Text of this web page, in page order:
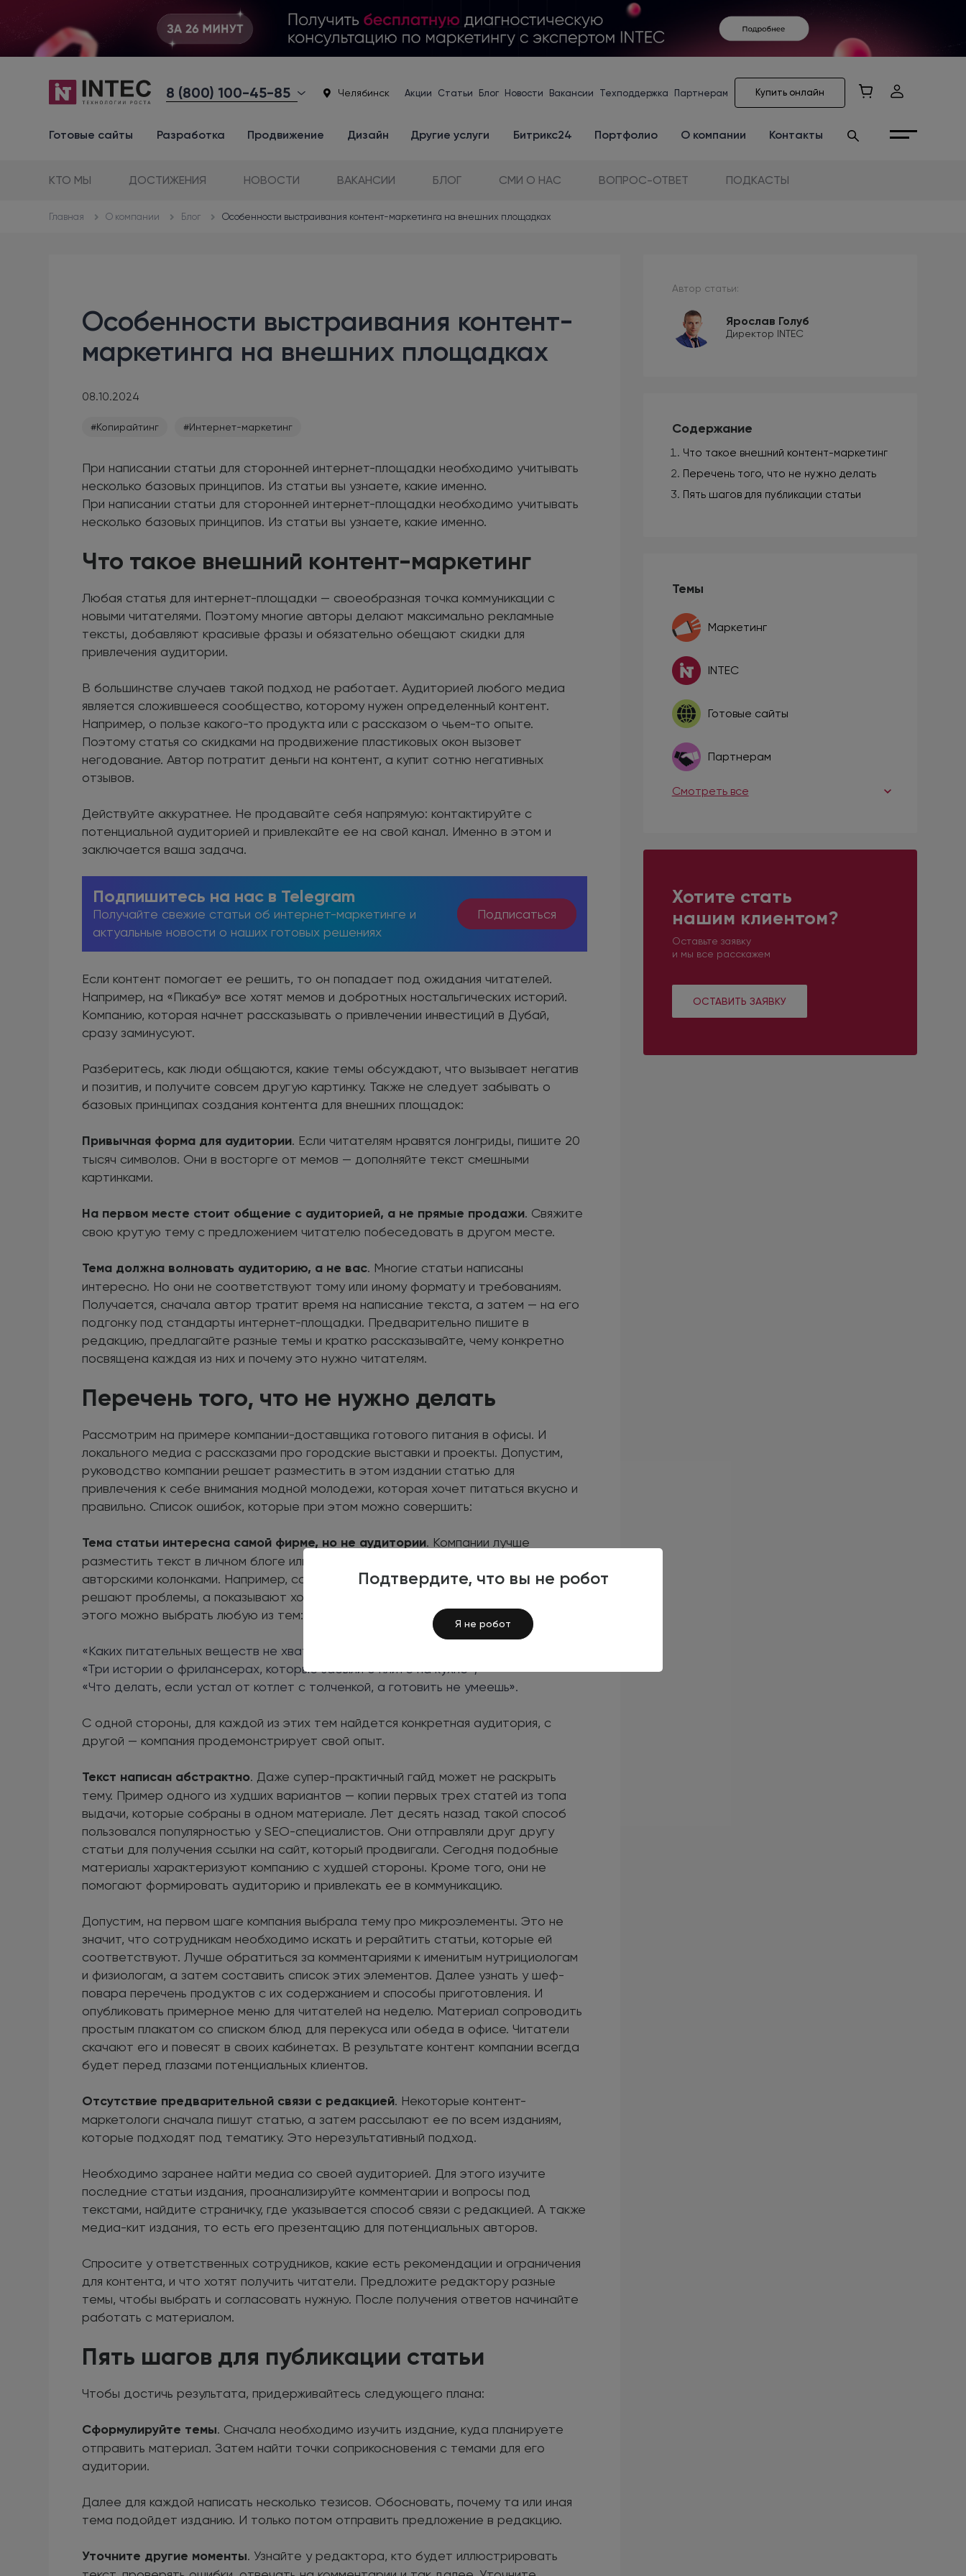
Подтвердите, что вы не робот
Я не робот
8 (800) 100-45-85 Челябинск Акции Статьи Блог Новости Вакансии Техподдержка Партнерам Купить онлайн
Готовые сайты Разработка Продвижение Дизайн Другие услуги Битрикс24 Портфолио О компании Контакты
КТО МЫ ДОСТИЖЕНИЯ НОВОСТИ ВАКАНСИИ БЛОГ СМИ О НАС ВОПРОС-ОТВЕТ ПОДКАСТЫ
Главная О компании Блог Особенности выстраивания контент-маркетинга на внешних площадках
Автор статьи:
Ярослав Голуб
Директор INTEC
Содержание
Что такое внешний контент-маркетинг
Перечень того, что не нужно делать
Пять шагов для публикации статьи
Темы
Маркетинг
INTEC
Готовые сайты
Партнерам
Смотреть все
Хотите стать
нашим клиентом?
Оставьте заявку
и мы все расскажем
ОСТАВИТЬ ЗАЯВКУ
Особенности выстраивания контент-
маркетинга на внешних площадках
08.10.2024
#Копирайтинг #Интернет-маркетинг
При написании статьи для сторонней интернет-площадки необходимо учитывать
несколько базовых принципов. Из статьи вы узнаете, какие именно.
При написании статьи для сторонней интернет-площадки необходимо учитывать
несколько базовых принципов. Из статьи вы узнаете, какие именно.
Что такое внешний контент-маркетинг
Любая статья для интернет-площадки — своеобразная точка коммуникации с
новыми читателями. Поэтому многие авторы делают максимально рекламные
тексты, добавляют красивые фразы и обязательно обещают скидки для
привлечения аудитории.
В большинстве случаев такой подход не работает. Аудиторией любого медиа
является сложившееся сообщество, которому нужен определенный контент.
Например, о пользе какого-то продукта или с рассказом о чьем-то опыте.
Поэтому статья со скидками на продвижение пластиковых окон вызовет
негодование. Автор потратит деньги на контент, а купит сотню негативных
отзывов.
Действуйте аккуратнее. Не продавайте себя напрямую: контактируйте с
потенциальной аудиторией и привлекайте ее на свой канал. Именно в этом и
заключается ваша задача.
Подпишитесь на нас в Telegram
Получайте свежие статьи об интернет-маркетинге и
актуальные новости о наших готовых решениях
Подписаться
Если контент помогает ее решить, то он попадает под ожидания читателей.
Например, на «Пикабу» все хотят мемов и добротных ностальгических историй.
Компанию, которая начнет рассказывать о привлечении инвестиций в Дубай,
сразу заминусуют.
Разберитесь, как люди общаются, какие темы обсуждают, что вызывает негатив
и позитив, и получите совсем другую картинку. Также не следует забывать о
базовых принципах создания контента для внешних площадок:
Привычная форма для аудитории. Если читателям нравятся лонгриды, пишите 20
тысяч символов. Они в восторге от мемов — дополняйте текст смешными
картинками.
На первом месте стоит общение с аудиторией, а не прямые продажи. Свяжите
свою крутую тему с предложением читателю побеседовать в другом месте.
Тема должна волновать аудиторию, а не вас. Многие статьи написаны
интересно. Но они не соответствуют тому или иному формату и требованиям.
Получается, сначала автор тратит время на написание текста, а затем — на его
подгонку под стандарты интернет-площадки. Предварительно пишите в
редакцию, предлагайте разные темы и кратко рассказывайте, чему конкретно
посвящена каждая из них и почему это нужно читателям.
Перечень того, что не нужно делать
Рассмотрим на примере компании-доставщика готового питания в офисы. И
локального медиа с рассказами про городские выставки и проекты. Допустим,
руководство компании решает разместить в этом издании статью для
привлечения к себе внимания модной молодежи, которая хочет питаться вкусно и
правильно. Список ошибок, которые при этом можно совершить:
Тема статьи интересна самой фирме, но не аудитории. Компании лучше
разместить текст в личном блоге или на соответствующей площадке с
авторскими колонками. Например, со статьями-рассуждениями, которые не
решают проблемы, а показывают ход мыслей авторов и их экспертность. Для
этого можно выбрать любую из тем:
«Каких питательных веществ не хватает офисным работникам»;
«Три истории о фрилансерах, которые забыли о плите на кухне»;
«Что делать, если устал от котлет с толченкой, а готовить не умеешь».
С одной стороны, для каждой из этих тем найдется конкретная аудитория, с
другой — компания продемонстрирует свой опыт.
Текст написан абстрактно. Даже супер-практичный гайд может не раскрыть
тему. Пример одного из худших вариантов — копии первых трех статей из топа
выдачи, которые собраны в одном материале. Лет десять назад такой способ
пользовался популярностью у SEO-специалистов. Они отправляли друг другу
статьи для получения ссылки на сайт, который продвигали. Сегодня подобные
материалы характеризуют компанию с худшей стороны. Кроме того, они не
помогают формировать аудиторию и привлекать ее в коммуникацию.
Допустим, на первом шаге компания выбрала тему про микроэлементы. Это не
значит, что сотрудникам необходимо искать и рерайтить статьи, которые ей
соответствуют. Лучше обратиться за комментариями к именитым нутрициологам
и физиологам, а затем составить список этих элементов. Далее узнать у шеф-
повара перечень продуктов с их содержанием и способы приготовления. И
опубликовать примерное меню для читателей на неделю. Материал сопроводить
простым плакатом со списком блюд для перекуса или обеда в офисе. Читатели
скачают его и повесят в своих кабинетах. В результате контент компании всегда
будет перед глазами потенциальных клиентов.
Отсутствие предварительной связи с редакцией. Некоторые контент-
маркетологи сначала пишут статью, а затем рассылают ее по всем изданиям,
которые подходят под тематику. Это нерезультативный подход.
Необходимо заранее найти медиа со своей аудиторией. Для этого изучите
последние статьи издания, проанализируйте комментарии и вопросы под
текстами, найдите страничку, где указывается способ связи с редакцией. А также
медиа-кит издания, то есть его презентацию для потенциальных авторов.
Спросите у ответственных сотрудников, какие есть рекомендации и ограничения
для контента, и что хотят получить читатели. Предложите редактору разные
темы, чтобы выбрать и согласовать нужную. После получения ответов начинайте
работать с материалом.
Пять шагов для публикации статьи
Чтобы достичь результата, придерживайтесь следующего плана:
Сформулируйте темы. Сначала необходимо изучить издание, куда планируете
отправить материал. Затем найти точки соприкосновения с темами для его
аудитории.
Далее для каждой написать несколько тезисов. Обосновать, почему та или иная
тема подойдет изданию. И только потом отправить предложение в редакцию.
Уточните другие моменты. Узнайте у редактора, кто будет иллюстрировать